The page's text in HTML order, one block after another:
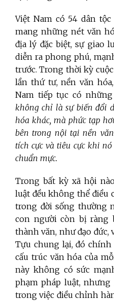
Việt Nam có 54 dân
mang những nét văn
địa lý đặc biệt, sự giao
diễn ra phong phú,
trước. Trong thời kỳ
lần thứ tư, nền văn
Nam tiếp tục có
không chỉ là sự biến đổi
hóa khác, mà phức tạp
bên trong nội tại nền
tích cực và tiêu cực khi
chuẩn mực.
Trong bất kỳ xã hội
luật đều không thể điều
trong đời sống thường
con người còn bị ràng
thành văn, như đạo đức,
Tựu chung lại, đó
cấu trúc văn hóa của
này không có sức
phạm pháp luật,
trong việc điều chỉnh